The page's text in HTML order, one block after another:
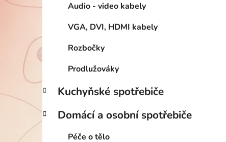
Audio - video kabely
VGA, DVI, HDMI kabely
Rozbočky
Prodlužováky
Kuchyňské spotřebiče
Domácí a osobní spotřebiče
Péče o tělo